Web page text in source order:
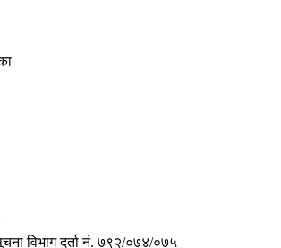
विभाग दर्ता नं. ७९२/०७४/०७५